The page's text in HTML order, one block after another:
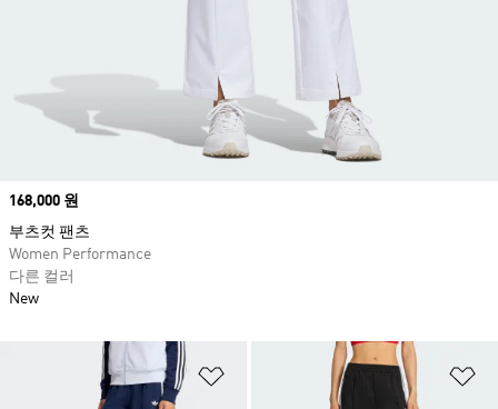
위시리스트 담기
Price
168,000 원
부츠컷 팬츠
Women Performance
다른 컬러
New